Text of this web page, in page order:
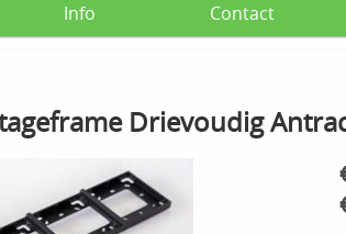
Info Contact
Drievoudig